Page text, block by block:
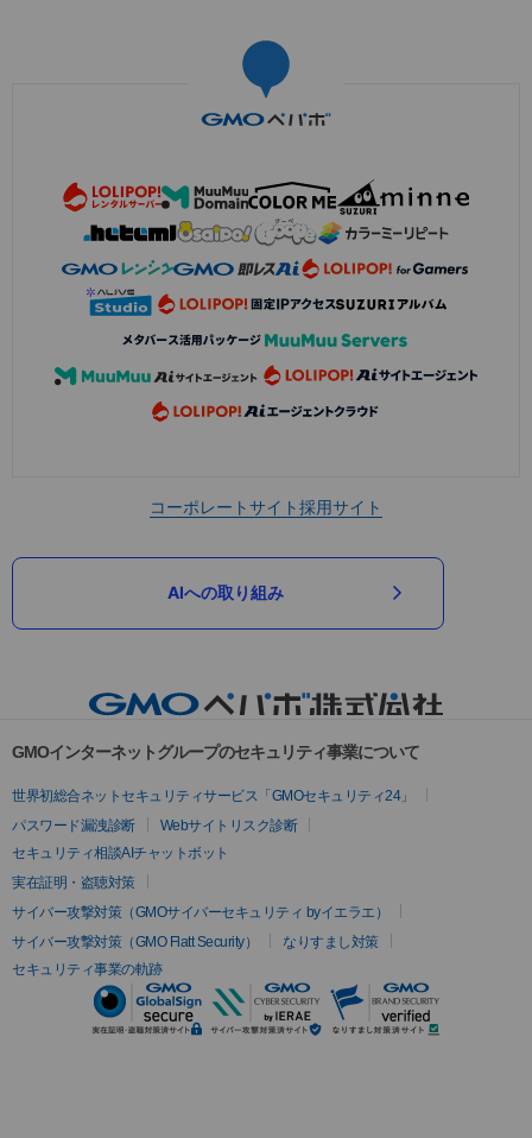
コーポレートサイト採用サイト
AIへの取り組み
GMOインターネットグループのセキュリティ事業について
世界初総合ネットセキュリティサービス「GMOセキュリティ24」
パスワード漏洩診断
Webサイトリスク診断
セキュリティ相談AIチャットボット
実在証明・盗聴対策
サイバー攻撃対策（GMOサイバーセキュリティ byイエラエ）
サイバー攻撃対策（GMO Flatt Security）
なりすまし対策
セキュリティ事業の軌跡